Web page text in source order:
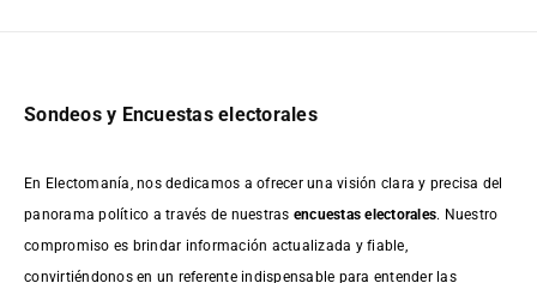
Sondeos y Encuestas electorales
En Electomanía, nos dedicamos a ofrecer una visión clara y precisa del
panorama político a través de nuestras encuestas electorales. Nuestro
compromiso es brindar información actualizada y fiable,
convirtiéndonos en un referente indispensable para entender las